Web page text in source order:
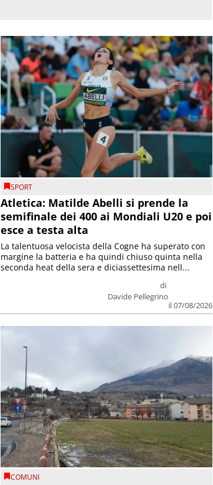
SPORT
Atletica: Matilde Abelli si prende la
semifinale dei 400 ai Mondiali U20 e poi
esce a testa alta
di
Davide Pellegrino
il 07/08/2026
La talentuosa velocista della Cogne ha superato con
margine la batteria e ha quindi chiuso quinta nella
seconda heat della sera e diciassettesima nell...
COMUNI